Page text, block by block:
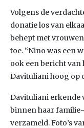
Volgens de
donatie los van
behept met
toe. “Nino was een
ook een bericht
Davituliani hoog op
Davituliani erkende
binnen haar
verzameld. Foto’s